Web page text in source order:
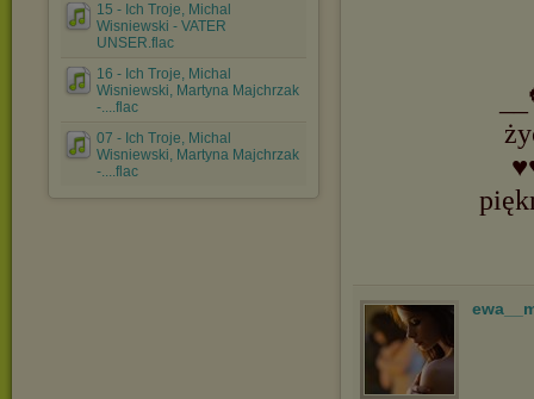
15 - Ich Troje, Michal
Wisniewski - VATER
UNSER.flac
16 - Ich Troje, Michal
Wisniewski, Martyna Majchrzak
-....flac
07 - Ich Troje, Michal
Wisniewski, Martyna Majchrzak
-....flac